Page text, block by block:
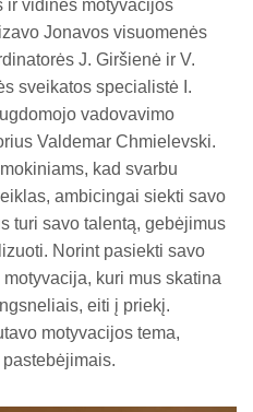
ir vidinės motyvacijos
Jonavos visuomenės
J. Giršienė ir V.
sveikatos specialistė I.
vadovavimo
Valdemar Chmielevski.
kad svarbu
ambicingai siekti savo
turi savo talentą, gebėjimus
Norint pasiekti savo
kuri mus skatina
eiti į priekį.
motyvacijos tema,